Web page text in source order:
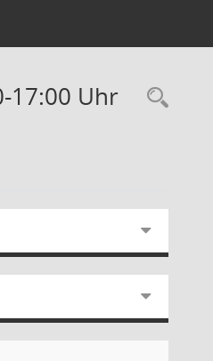
17:00 Uhr